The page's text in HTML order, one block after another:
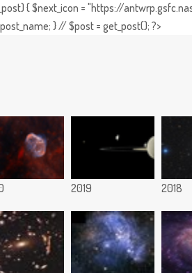
{ $next_icon = "https://
} // $post = get_post(); ?>
2019 2018